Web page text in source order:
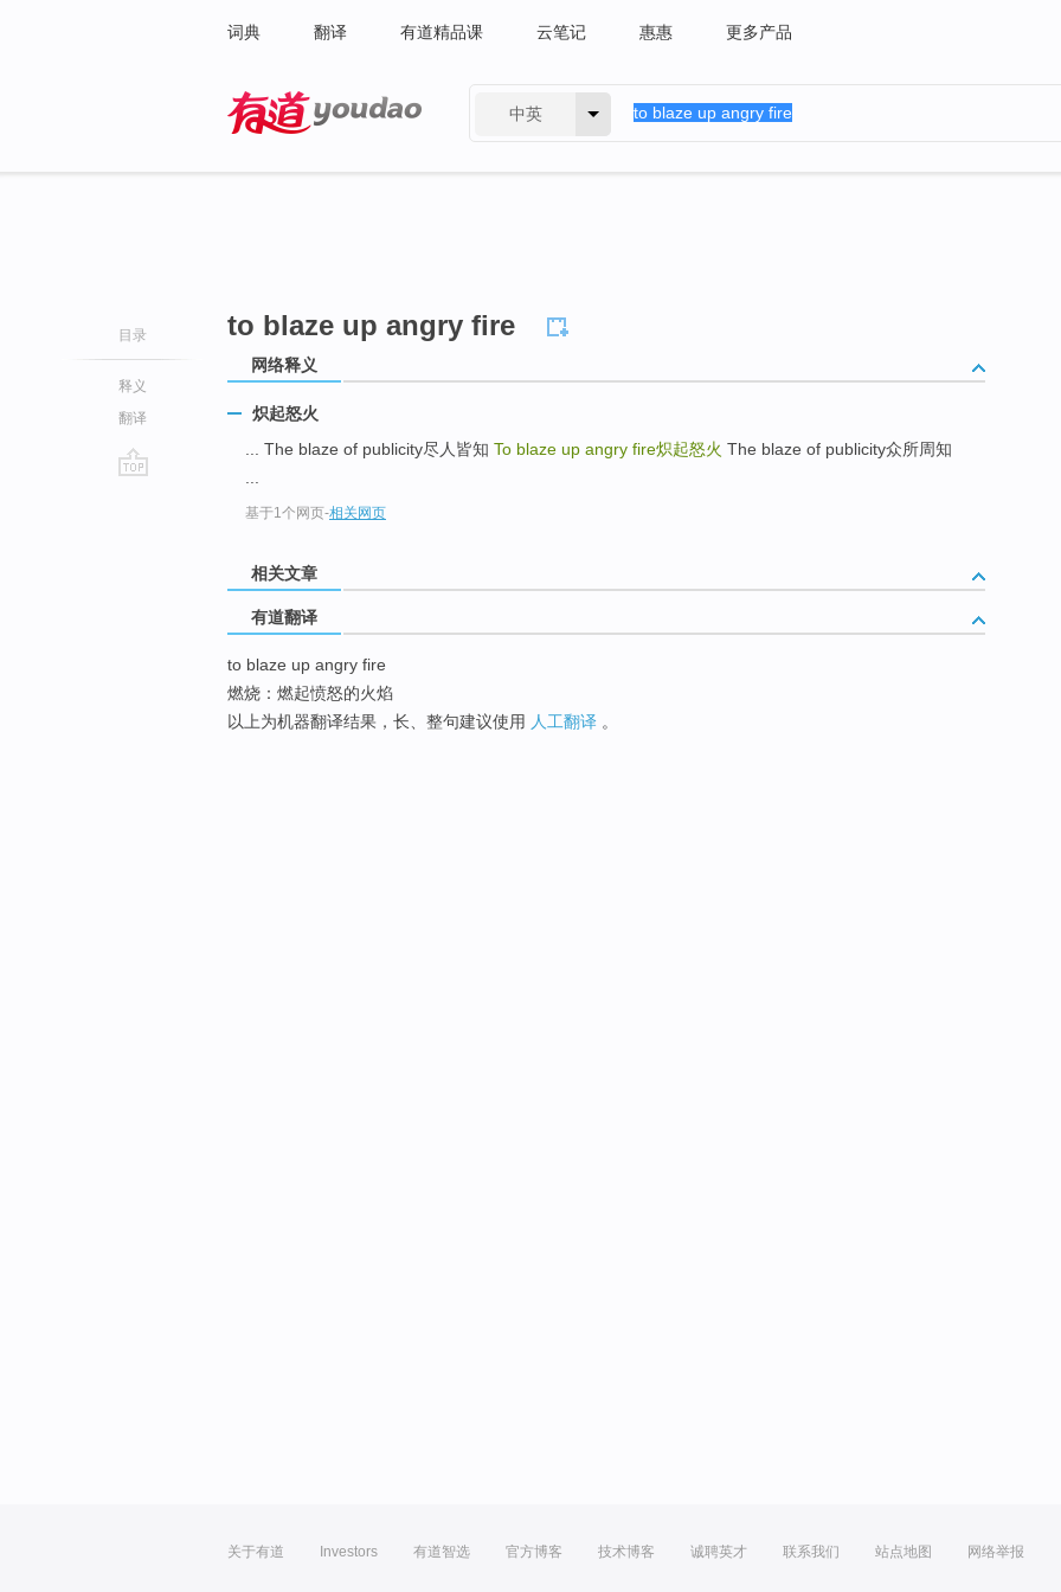
词典 翻译 有道精品课 云笔记 惠惠 更多产品
中英
目录
释义
翻译
to blaze up angry fire
网络释义
炽起怒火
... The blaze of publicity尽人皆知 To blaze up angry fire炽起怒火 The blaze of publicity众所周知
基于1个网页-相关网页
相关文章
有道翻译
to blaze up angry fire
燃烧：燃起愤怒的火焰
以上为机器翻译结果，长、整句建议使用 人工翻译 。
关于有道 Investors 有道智选 官方博客 技术博客 诚聘英才 联系我们 站点地图 网络举报